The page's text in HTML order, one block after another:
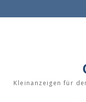
to
Kleinanzeigen für